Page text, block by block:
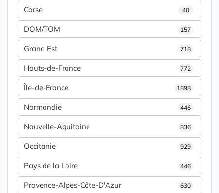
Corse 40
DOM/TOM 157
Grand Est 718
Hauts-de-France 772
Île-de-France 1898
Normandie 446
Nouvelle-Aquitaine 836
Occitanie 929
Pays de la Loire 446
Provence-Alpes-Côte-D'Azur 630